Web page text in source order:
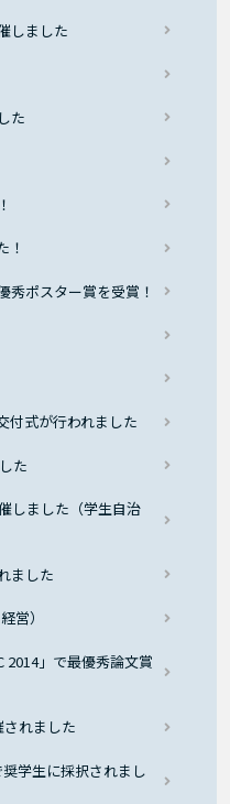
しました
た
！
秀ポスター賞を受賞！
付式が行われました
た
しました（学生自治
ました
営）
2014」で最優秀論文賞
れました
学生に採択されまし